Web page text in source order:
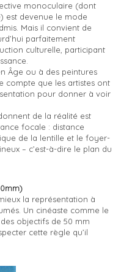
monoculaire (dont
est devenue le mode
Mais il convient de
parfaitement
culturelle, participant
Âge ou à des peintures
compte que les artistes ont
pour donner à voir
de la réalité est
focale : distance
de la lentille et le foyer-
– c’est-à-dire le plan du
la représentation à
Un cinéaste comme le
objectifs de 50 mm
cette règle qu’il